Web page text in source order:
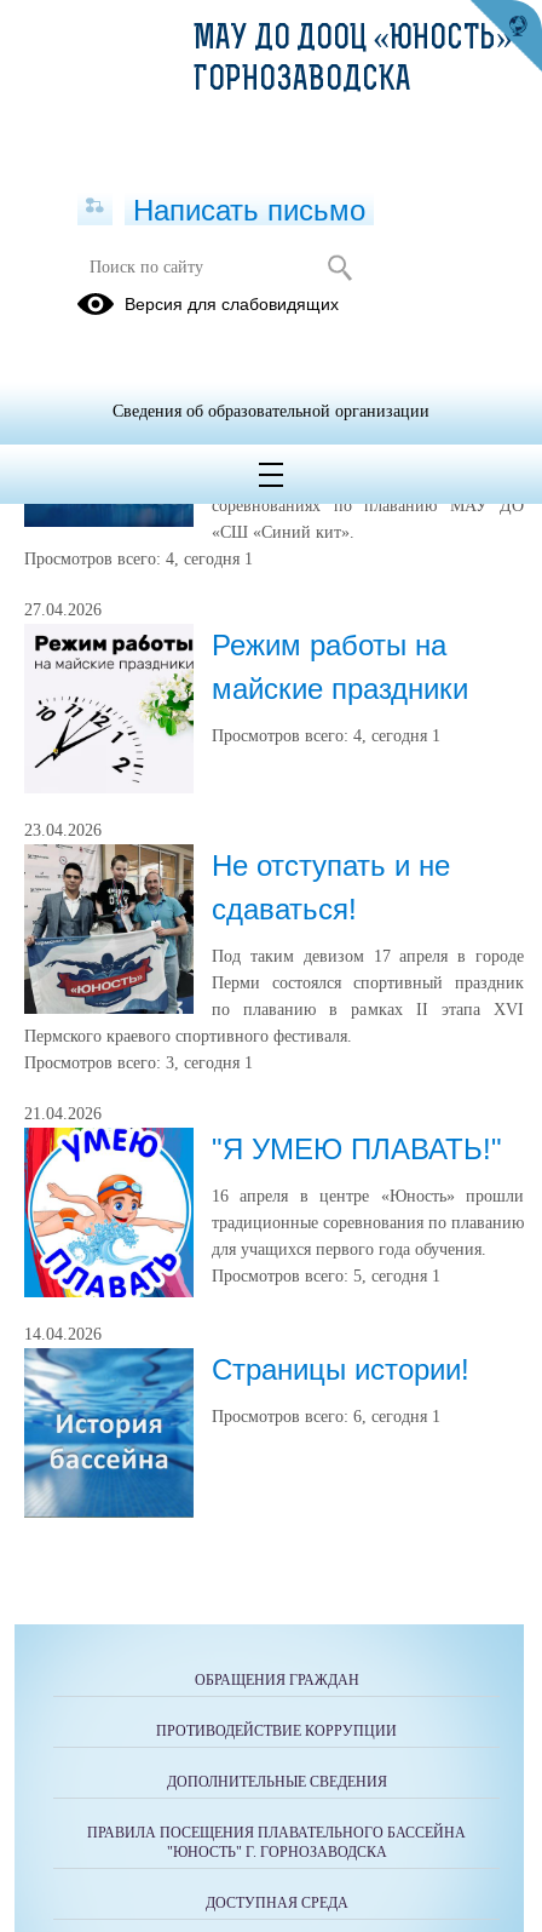
Публикации за Апрель 2026
В минувшие дни, 24 и 25 апреля, команда
приняла участие в открытых
соревнованиях по плаванию МАУ ДО
«СШ «Синий кит».
Просмотров всего: 4, сегодня 1
27.04.2026
Режим работы на
майские праздники
Просмотров всего: 4, сегодня 1
23.04.2026
Не отступать и не
сдаваться!
Под таким девизом 17 апреля в городе
Перми состоялся спортивный праздник
по плаванию в рамках II этапа XVI
Пермского краевого спортивного фестиваля.
Просмотров всего: 3, сегодня 1
21.04.2026
"Я УМЕЮ ПЛАВАТЬ!"
16 апреля в центре «Юность» прошли
традиционные соревнования по плаванию
для учащихся первого года обучения.
Просмотров всего: 5, сегодня 1
14.04.2026
Страницы истории!
Просмотров всего: 6, сегодня 1
ОБРАЩЕНИЯ ГРАЖДАН
ПРОТИВОДЕЙСТВИЕ КОРРУПЦИИ
ДОПОЛНИТЕЛЬНЫЕ СВЕДЕНИЯ
ПРАВИЛА ПОСЕЩЕНИЯ ПЛАВАТЕЛЬНОГО БАССЕЙНА
"ЮНОСТЬ" Г. ГОРНОЗАВОДСКА
ДОСТУПНАЯ СРЕДА
МАУ ДО ДООЦ «ЮНОСТЬ» Г.
ГОРНОЗАВОДСКА
Написать письмо
Версия для слабовидящих
Сведения об образовательной организации